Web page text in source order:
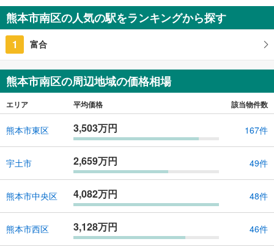
3LDK（53号地）
76.01m2
熊本県熊本市南区合志3丁目
熊本市南区の人気の駅をランキングから探す
1 富合
熊本市南区の周辺地域の価格相場
エリア 平均価格 該当物件数
熊本市東区 3,503万円 167件
宇土市 2,659万円 49件
熊本市中央区 4,082万円 48件
熊本市西区 3,128万円 46件